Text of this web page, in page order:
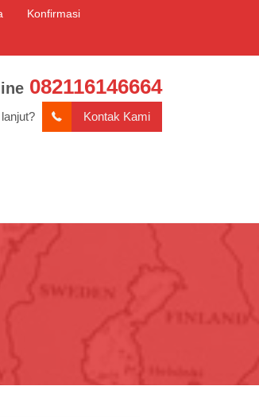
Konfirmasi
082116146664
Kontak Kami